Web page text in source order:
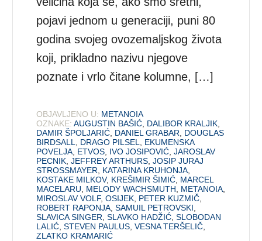
pojavi jednom u generaciji, puni 80
godina svojeg ovozemaljskog života
koji, prikladno nazivu njegove
poznate i vrlo čitane kolumne, […]
OBJAVLJENO U: METANOIA
OZNAKE: AUGUSTIN BAŠIĆ DALIBOR KRALJIK
DAMIR ŠPOLJARIĆ DANIEL GRABAR
DOUGLAS
BIRDSALL
DRAGO PILSEL
EKUMENSKA
POVELJA ETVOS IVO JOSIPOVIĆ ,JAROSLAV
PECNIK ,JEFFREY ARTHURS ,JOSIP JURAJ
STROSSMAYER
KATARINA KRUHONJA
KOSTAKE MILKOV, KREŠIMIR ŠIMIĆ MARCEL
MACELARU
MELODY WACHSMUTH METANOIA
MIROSLAV VOLF,OSIJEK PETER KUZMIČ
ROBERT RAPONJA ,SAMUIL PETROVSKI
SLAVICA SINGER ,SLAVKO HADŽIĆ ,SLOBODAN
LALIĆ ,STEVEN PAULUS ,VESNA TERŠELIČ
ZLATKO KRAMARIĆ